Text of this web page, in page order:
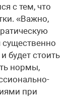
с тем, что
«Важно,
существенно
будет стоить
нормы,
при